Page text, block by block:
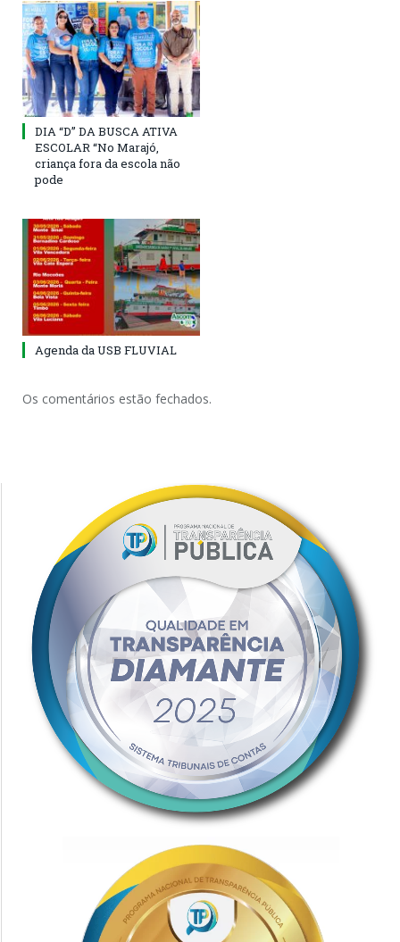
DIA “D” DA BUSCA ATIVA
ESCOLAR “No Marajó,
criança fora da escola não
pode
Agenda da USB FLUVIAL
Os comentários estão fechados.